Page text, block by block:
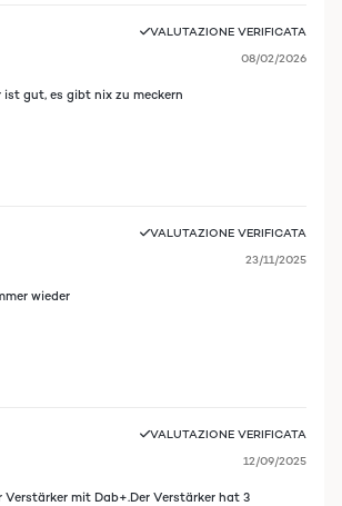
VALUTAZIONE VERIFICATA
08/02/2026
ist gut, es gibt nix zu meckern
VALUTAZIONE VERIFICATA
23/11/2025
wieder
VALUTAZIONE VERIFICATA
12/09/2025
Verstärker mit Dab+.Der Verstärker hat 3